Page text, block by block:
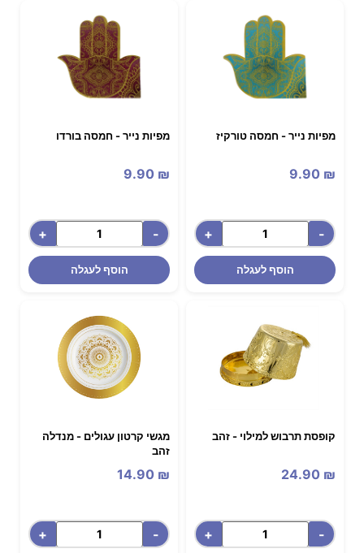
מפיות נייר - חמסה טורקיז
9.90 ₪
-
+
הוסף לעגלה
מפיות נייר - חמסה בורדו
9.90 ₪
-
+
הוסף לעגלה
קופסת תרבוש למילוי - זהב
24.90 ₪
-
+
מגשי קרטון עגולים - מנדלה
זהב
14.90 ₪
-
+